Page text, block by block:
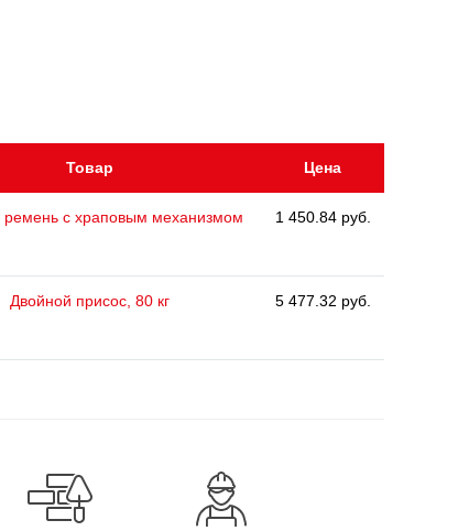
Товар Цена
ремень с храповым механизмом 1 450.84 руб.
Двойной присос, 80 кг 5 477.32 руб.